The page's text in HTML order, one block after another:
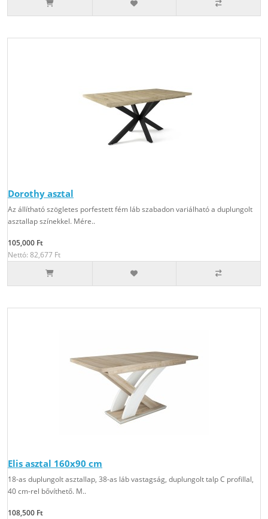
Dorothy asztal
Az állítható szögletes porfestett fém láb szabadon variálható a duplungolt
asztallap színekkel. Mére..
105,000 Ft
Nettó: 82,677 Ft
Elis asztal 160x90 cm
18-as duplungolt asztallap, 38-as láb vastagság, duplungolt talp C profillal,
40 cm-rel bővíthető. M..
108,500 Ft